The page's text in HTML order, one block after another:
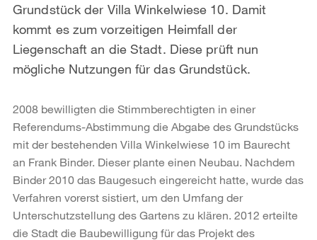
Grundstück der Villa Winkelwiese 10. Damit
kommt es zum vorzeitigen Heimfall der
Liegenschaft an die Stadt. Diese prüft nun
mögliche Nutzungen für das Grundstück.
2008 bewilligten die Stimmberechtigten in einer
Referendums-Abstimmung die Abgabe des Grundstücks
mit der bestehenden Villa Winkelwiese 10 im Baurecht
an Frank Binder. Dieser plante einen Neubau. Nachdem
Binder 2010 das Baugesuch eingereicht hatte, wurde das
Verfahren vorerst sistiert, um den Umfang der
Unterschutzstellung des Gartens zu klären. 2012 erteilte
die Stadt die Baubewilligung für das Projekt des